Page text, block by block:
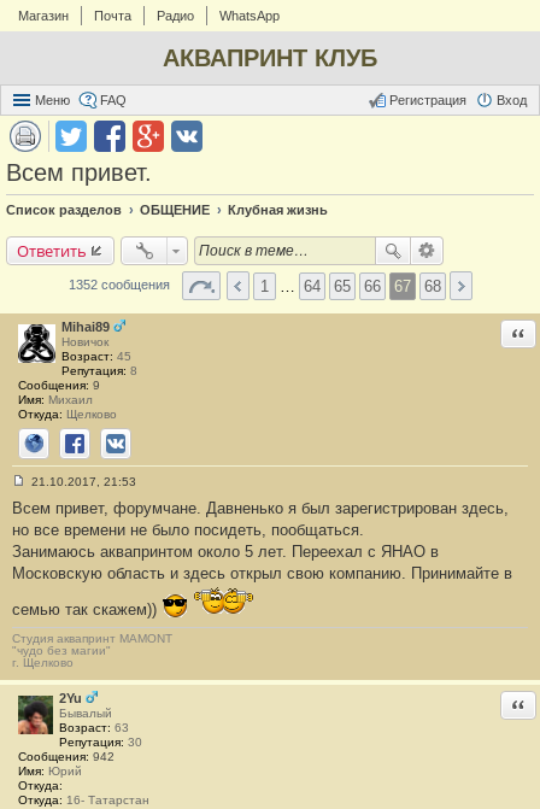
Магазин Почта Радио WhatsApp
АКВАПРИНТ КЛУБ
Меню FAQ Вход
Регистрация
Всем привет.
Список разделов ОБЩЕНИЕ Клубная жизнь
Ответить
1352 сообщения 1 64 65 66 67 68
Mihai89
Новичок
Возраст: 45
Репутация: 8
Сообщения: 9
Имя: Михаил
Откуда: Щелково
СайтFacebookВКонтакте
о
б
щ
н
е
1
3
2
1
21.10.2017, 21:53
Всем привет, форумчане. Давненько я был зарегистрирован здесь,
но все времени не было посидеть, пообщаться.
Занимаюсь аквапринтом около 5 лет. Переехал с ЯНАО в
Московскую область и здесь открыл свою компанию. Принимайте в
семью так скажем))
Студия аквапринт MAMONT
"чудо без магии"
г. Щелково
2Yu
Бывалый
Возраст: 63
Репутация: 30
Сообщения: 942
Имя: Юрий
Откуда:
Откуда: 16- Татарстан